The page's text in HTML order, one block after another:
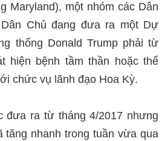
Maryland), một nhóm các Dân
Chủ đang đưa ra một Dự
thống Donald Trump phải từ
hiện bệnh tầm thần hoặc thể
chức vụ lãnh đạo Hoa Kỳ.
đưa ra từ tháng 4/2017 nhưng
tăng nhanh trong tuần vừa qua